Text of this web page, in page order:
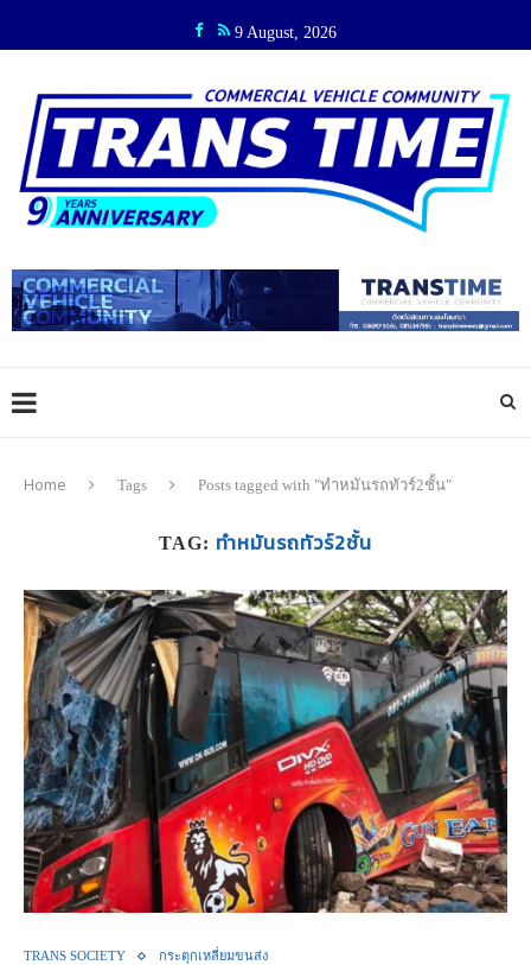
9 August, 2026
Home Tags Posts tagged with "ทำหมันรถทัวร์2ชั้น"
TAG: ทำหมันรถทัวร์2ชั้น
TRANS SOCIETY กระตุกเหลี่ยมขนส่ง